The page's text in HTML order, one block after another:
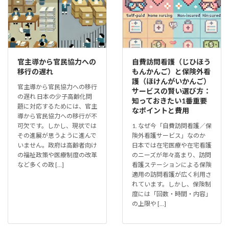
官主導から官民協力への
移行の遅れ
官主導から官民協力への移行
の遅れ 日本の少子高齢化問
題に対応するためには、官主
導から官民協力への移行が不
可欠です。しかし、現状では
その進展が思うように進んで
いません。政府は高齢者向け
の福祉政策や医療制度の改革
など多くの政 […]
自費訪問看護（じひほう
もんかんご）と保険外看
護（ほけんがいかんご）
サービスの賢い選び方：
知っておきたい1番重要
なポイントと費用
1. なぜ今「自費訪問看護／保
険外看護サービス」なのか
日本では在宅医療や在宅看護
のニーズが年々高まり、訪問
看護ステーションによる保険
適用の訪問看護が広く利用さ
れています。しかし、保険制
度には「回数・時間・内容」
の上限や […]